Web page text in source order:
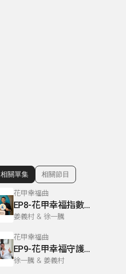
顯示相關單集
相關單集 相關節目
花甲幸福曲
EP8-花甲幸福指數：測量你生活中的幸福與休閒素養
姜義村 & 徐一騰
花甲幸福曲
EP9-花甲幸福守護：從疾病無常到家庭希望之調
徐一騰 & 姜義村